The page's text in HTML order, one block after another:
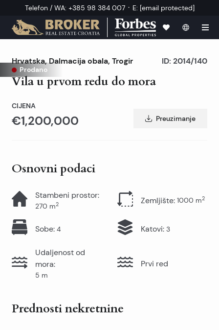
Telefon / WA: +385 98 384 007 · E: [email protected]
Prodano
Hrvatska,Dalmacija obala, Trogir
Vila u prvom redu do mora
ID: 2014/140
CIJENA
€1,200,000 Preuzimanje
Osnovni podaci
Stambeni prostor:
270 m2 Zemljište: 1000 m2
Sobe: 4 Katovi: 3
Udaljenost od
mora:
5 m
Prvi red
Prednosti nekretnine